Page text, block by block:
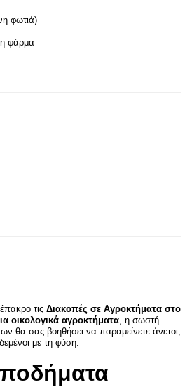
φωτιά)
φάρμα
τις Διακοπές σε Αγροκτήματα στο
οικολογικά αγροκτήματα, η σωστή
θα σας βοηθήσει να παραμείνετε άνετοι,
με τη φύση.